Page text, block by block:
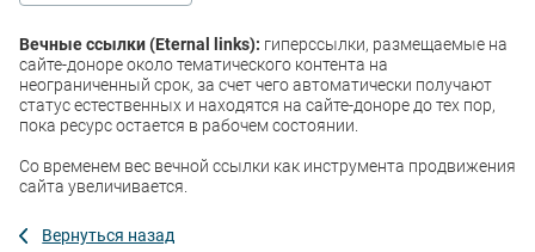
Вечные ссылки (Eternal links): гиперссылки, размещаемые на
сайте-доноре около тематического контента на
неограниченный срок, за счет чего автоматически получают
статус естественных и находятся на сайте-доноре до тех пор,
пока ресурс остается в рабочем состоянии.
Со временем вес вечной ссылки как инструмента продвижения
сайта увеличивается.
Вернуться назад